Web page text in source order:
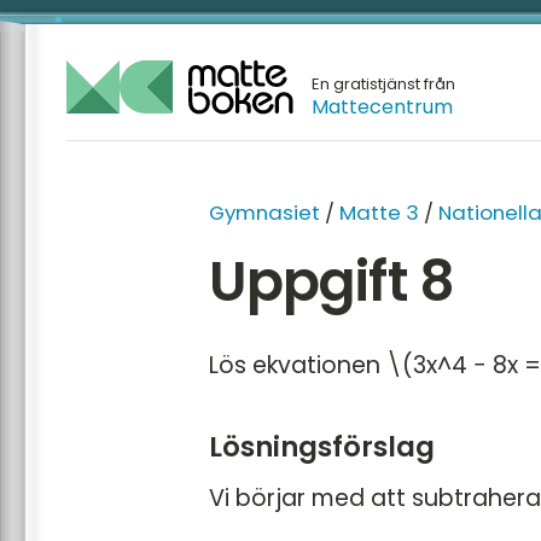
En gratistjänst från
Mattecentrum
Gymnasiet / Matte 3 /
Uppgift 8
Lös ekvationen \(3x^4 − 8x
Lösningsförslag
Vi börjar med att
Matte 4